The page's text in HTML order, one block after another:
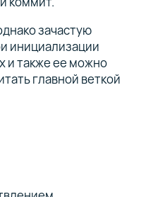
зачастую
инициализации
и также ее можно
главной веткой